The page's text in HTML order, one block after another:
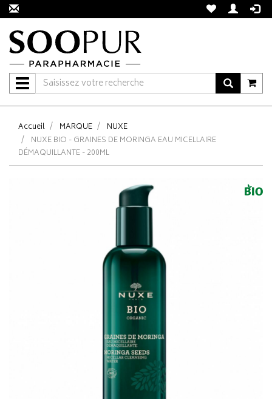
Navigation
Accueil MARQUE
NUXE
NUXE BIO - GRAINES DE MORINGA EAU MICELLAIRE
DÉMAQUILLANTE - 200ML